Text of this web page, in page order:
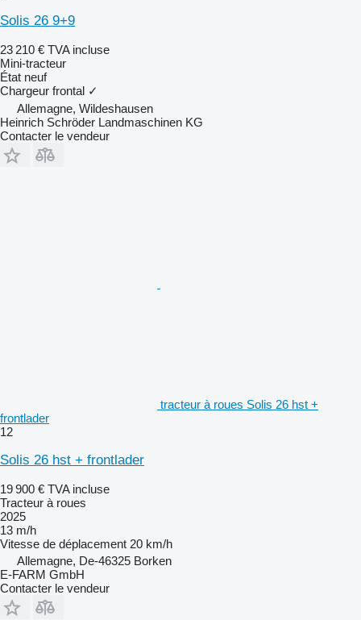
Solis 26 9+9
23 210 € TVA incluse
Mini-tracteur
État neuf
Chargeur frontal ✓
Allemagne, Wildeshausen
Heinrich Schröder Landmaschinen KG
Contacter le vendeur
tracteur à roues Solis 26 hst +
frontlader
12
Solis 26 hst + frontlader
19 900 € TVA incluse
Tracteur à roues
2025
13 m/h
Vitesse de déplacement 20 km/h
Allemagne, De-46325 Borken
E-FARM GmbH
Contacter le vendeur